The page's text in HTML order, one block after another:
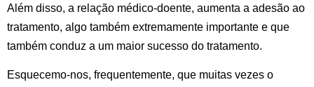
Além disso, a relação médico-doente, aumenta a adesão ao
tratamento, algo também extremamente importante e que
também conduz a um maior sucesso do tratamento.
Esquecemo-nos, frequentemente, que muitas vezes o